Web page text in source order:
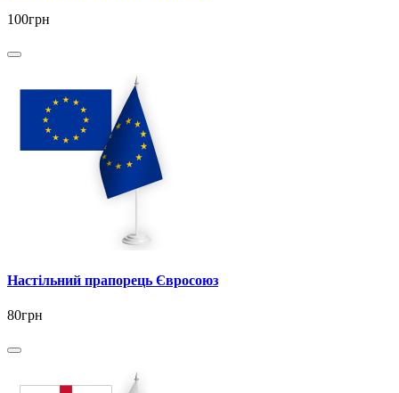
100грн
Настільний прапорець Євросоюз
80грн